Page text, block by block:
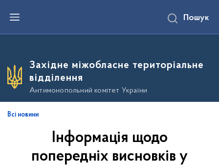
е
о
о
в
Пошук
Західне міжобласне територіальне
відділення
Антимонопольний комітет України
Всі новини
Інформація щодо
попередніх висновків у